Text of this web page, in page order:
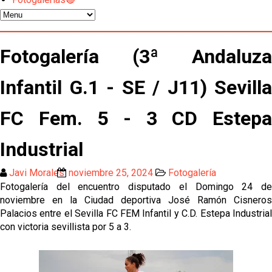
Sow muy cerca de cerrar su traspaso al Genoa
Oso es el siguiente en la lista para salir
El Sevilla FC oficializa la cesión de Rafa Mir al Aris
Emery quiere pescar en el Atleti , el Villareal ya
tiene nuevo portero y el Getafe mueve ficha... Las
últimas novedades del mercado de La Liga
Vargas y Sow se incorporan al grupo en la sesión
del martes
Fotogalería (3ª Andaluza
Infantil G.1 - SE / J11) Sevilla
FC Fem. 5 - 3 CD Estepa
Industrial
Javi Morales noviembre 25, 2024
Fotogalería
Fotogalería del encuentro disputado el Domingo 24 de
noviembre en la Ciudad deportiva José Ramón Cisneros
Palacios entre el Sevilla FC FEM Infantil y C.D. Estepa Industrial
con victoria sevillista por 5 a 3.